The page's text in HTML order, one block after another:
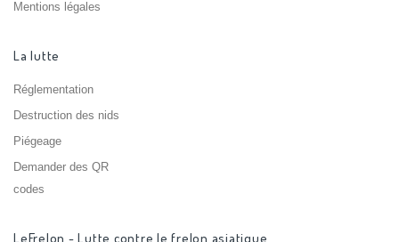
Mentions légales
La lutte
Réglementation
Destruction des nids
Piégeage
Demander des QR
codes
LeFrelon - Lutte contre le frelon asiatique